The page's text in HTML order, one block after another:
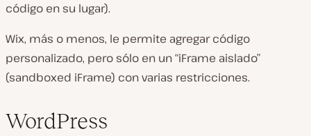
código en su lugar).
Wix, más o menos, le permite agregar código
personalizado, pero sólo en un “iFrame aislado”
(sandboxed iFrame) con varias restricciones.
WordPress